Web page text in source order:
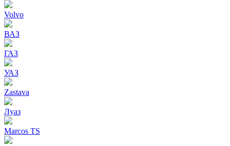
Volvo
ВАЗ
ГАЗ
УАЗ
Zastava
Луаз
Marcos TS